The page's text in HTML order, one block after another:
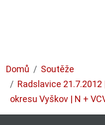
Domů
Soutěže
Radslavice
okresu Vyškov | N +